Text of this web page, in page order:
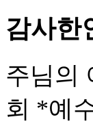
감사한
주님의
회 *예